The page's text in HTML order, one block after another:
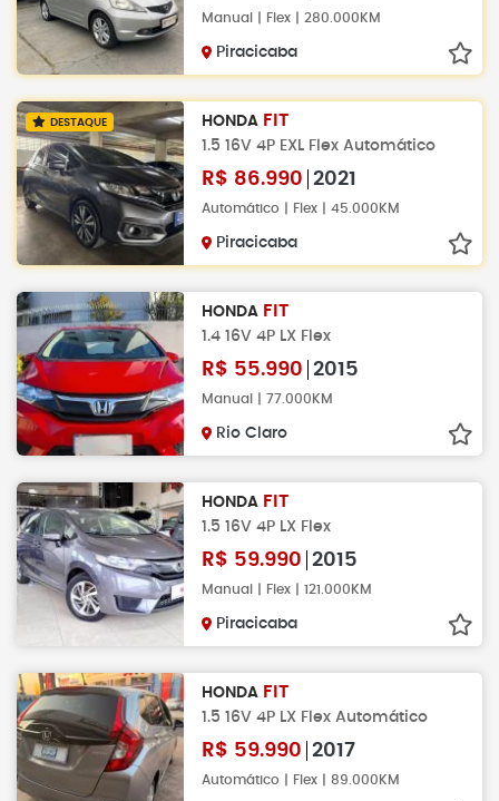
Manual | Flex | 280.000KM
Piracicaba
DESTAQUE HONDA FIT
1.5 16V 4P EXL Flex Automático
R$ 86.990 2021
Automático | Flex | 45.000KM
Piracicaba
HONDA FIT
1.4 16V 4P LX Flex
R$ 55.990 2015
Manual | 77.000KM
Rio Claro
HONDA FIT
1.5 16V 4P LX Flex
R$ 59.990 2015
Manual | Flex | 121.000KM
Piracicaba
HONDA FIT
1.5 16V 4P LX Flex Automático
R$ 59.990 2017
Automático | Flex | 89.000KM